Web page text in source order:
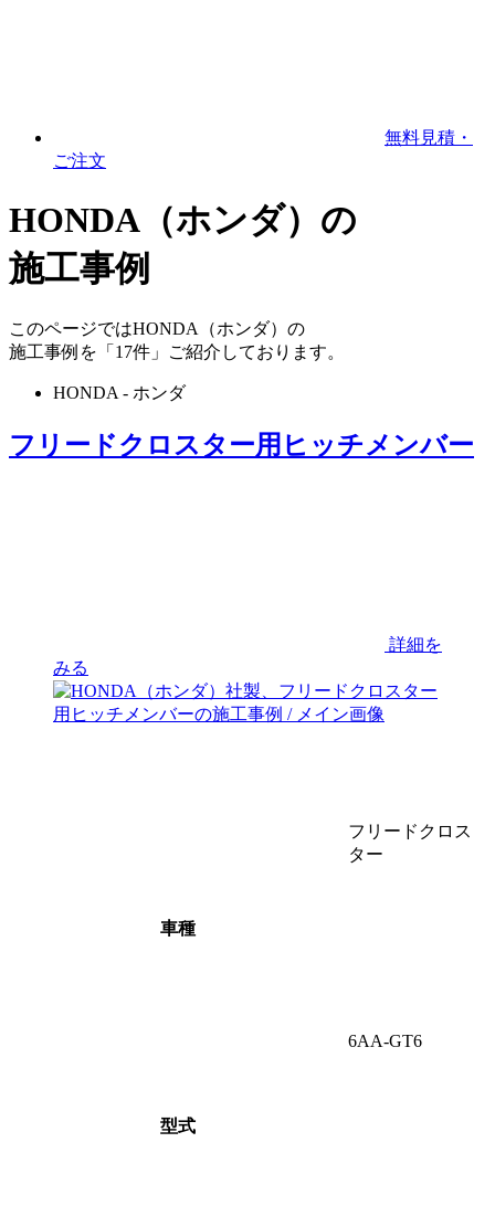
無料見積・
ご注文
HONDA（ホンダ）の
施工事例
このページではHONDA（ホンダ）の
施工事例を「17件」ご紹介しております。
HONDA - ホンダ
フリードクロスター用ヒッチメンバー
詳細を
みる
車種
フリードクロス
ター
型式
6AA-GT6